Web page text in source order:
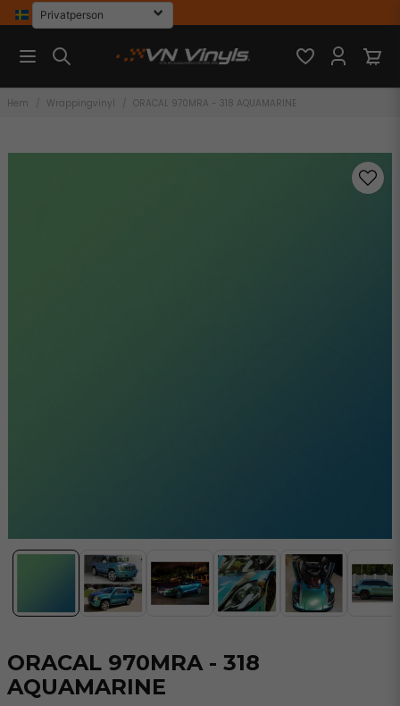
Hem Wrappingvinyl ORACAL 970MRA - 318 AQUAMARINE
ORACAL 970MRA - 318
AQUAMARINE